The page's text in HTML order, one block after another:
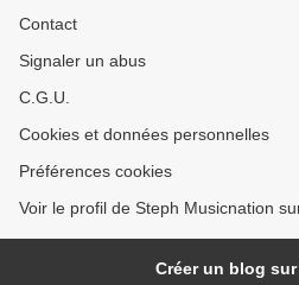
Contact
Signaler un abus
C.G.U.
Cookies et données personnelles
Préférences cookies
Voir le profil de Steph Musicnation
Créer un blog